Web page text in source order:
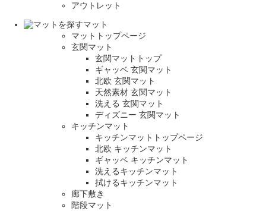
アウトレット
マット
マットトップページ
玄関マット
玄関マットトップ
ギャッベ 玄関マット
北欧 玄関マット
天然素材 玄関マット
洗える 玄関マット
ディズニー 玄関マット
キッチンマット
キッチンマットトップページ
北欧 キッチンマット
ギャッベ キッチンマット
洗えるキッチンマット
拭けるキッチンマット
廊下敷き
階段マット